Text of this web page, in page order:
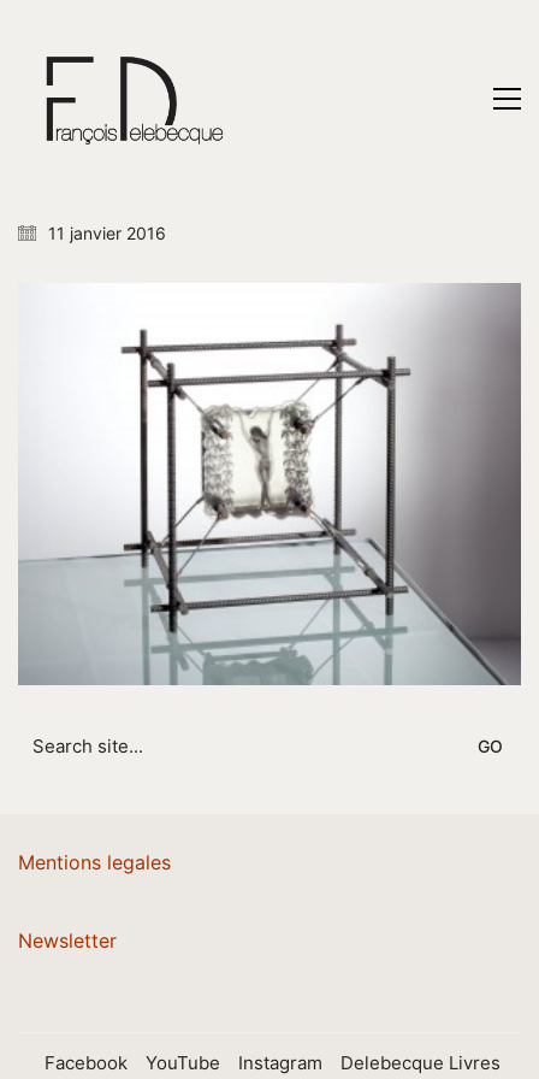
11 janvier 2016
for:
Mentions legales
Newsletter
Facebook YouTube Instagram Delebecque Livres